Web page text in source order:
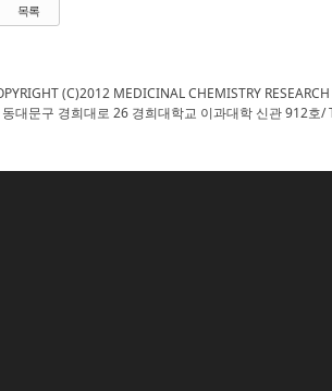
목록
(C)2012 MEDICINAL CHEMISTRY
대문구 경희대로 26 경희대학교 이과대학 신관 912